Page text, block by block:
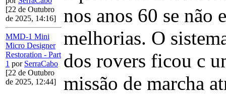
[22 de Outubro
de 2025, 14:16]
MMD-1 Mini
Micro Designer
Restoration - Part
1 por SerraCabo
[22 de Outubro
de 2025, 12:44]
nos anos 60 se não
melhorias. O
dos rovers ficou c
missão de marcha